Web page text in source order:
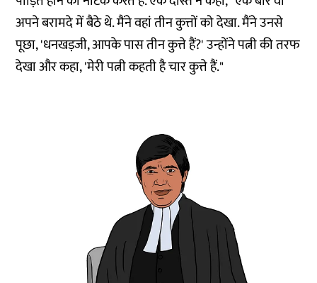
अपने बरामदे में बैठे थे. मैंने वहां तीन कुत्तों को देखा. मैंने उनसे
पूछा, 'धनखड़जी, आपके पास तीन कुत्ते हैं?' उन्होंने पत्नी की तरफ
देखा और कहा, 'मेरी पत्नी कहती है चार कुत्ते हैं."